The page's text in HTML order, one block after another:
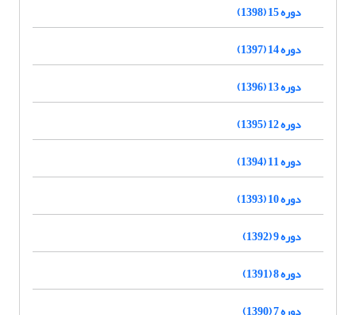
دوره 15 (1398)
دوره 14 (1397)
دوره 13 (1396)
دوره 12 (1395)
دوره 11 (1394)
دوره 10 (1393)
دوره 9 (1392)
دوره 8 (1391)